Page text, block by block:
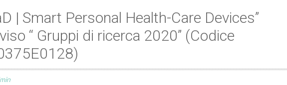
| Smart Personal Health-Care Devices”
“ Gruppi di ricerca 2020” (Codice